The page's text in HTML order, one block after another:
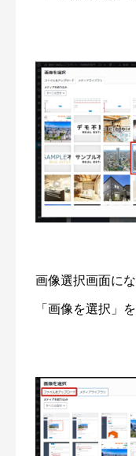
画像選択画面に
「画像を選択」